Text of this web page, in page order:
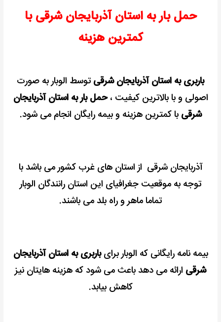
حمل بار به استان آذربایجان شرقی با
کمترین هزینه
باربری به استان آذربایجان شرقیتوسط الوبار به صورت
اصولی و با بالاترین کیفیت ،حمل بار به استان آذربایجان
شرقی با کمترین هزینه و بیمه رایگان انجام می شود.
آذربایجان شرقی از استان های غرب کشور می باشد با
توجه به موقعیت جغرافیای این استان رانندگان الوبار
تماما ماهر و راه بلد می باشند.
بیمه نامه رایگانی که الوبار برایباربری به استان آذربایجان
شرقی ارائه می دهد باعث می شود که هزینه هایتان نیز
کاهش بیابد.